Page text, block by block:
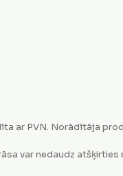
ar PVN. Norādītāja
var nedaudz